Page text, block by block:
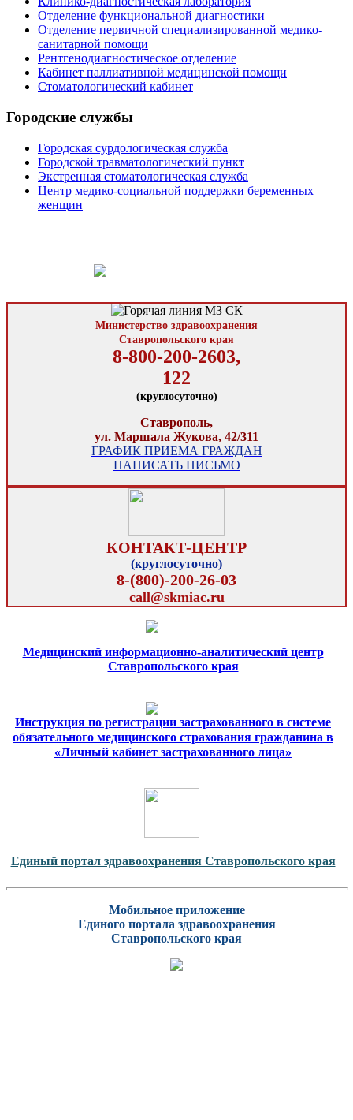
Отделение функциональной диагностики
Отделение первичной специализированной медико-
санитарной помощи
Рентгенодиагностическое отделение
Кабинет паллиативной медицинской помощи
Стоматологический кабинет
Городские службы
Городская сурдологическая служба
Городской травматологический пункт
Экстренная стоматологическая служба
Центр медико-социальной поддержки беременных
женщин
Министерство здравоохранения
Ставропольского края
8-800-200-2603,
122
(круглосуточно)
Ставрополь,
ул. Маршала Жукова, 42/311
ГРАФИК ПРИЕМА ГРАЖДАН
НАПИСАТЬ ПИСЬМО
КОНТАКТ-ЦЕНТР
(круглосуточно)
8-(800)-200-26-03
call@skmiac.ru
Медицинский информационно-аналитический центр
Ставропольского края
Инструкция по регистрации застрахованного в системе
обязательного медицинского страхования гражданина в
«Личный кабинет застрахованного лица»
Единый портал здравоохранения Ставропольского края
Мобильное приложение
Единого портала здравоохранения
Ставропольского края